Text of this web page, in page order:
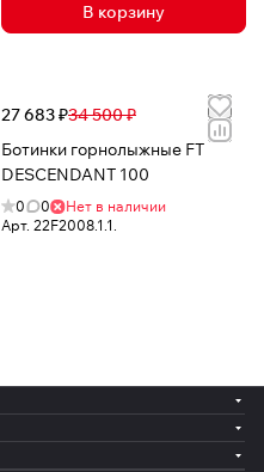
В корзину
27 683 ₽34 500 ₽
Ботинки горнолыжные FT
DESCENDANT 100
0 0
Нет в наличии
Арт. 22F2008.1.1.